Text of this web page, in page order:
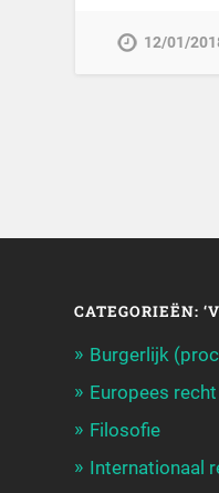
12/01/
CATEGORIEËN:
Burgerlijk
Europees recht
Filosofie
Internationaal